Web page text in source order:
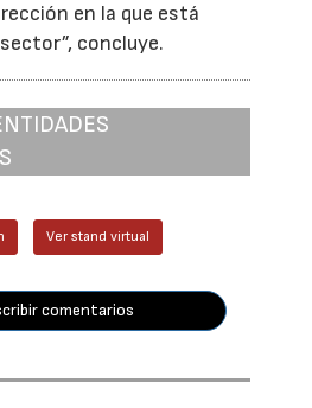
en la que está
concluye.
Ver stand virtual
comentarios